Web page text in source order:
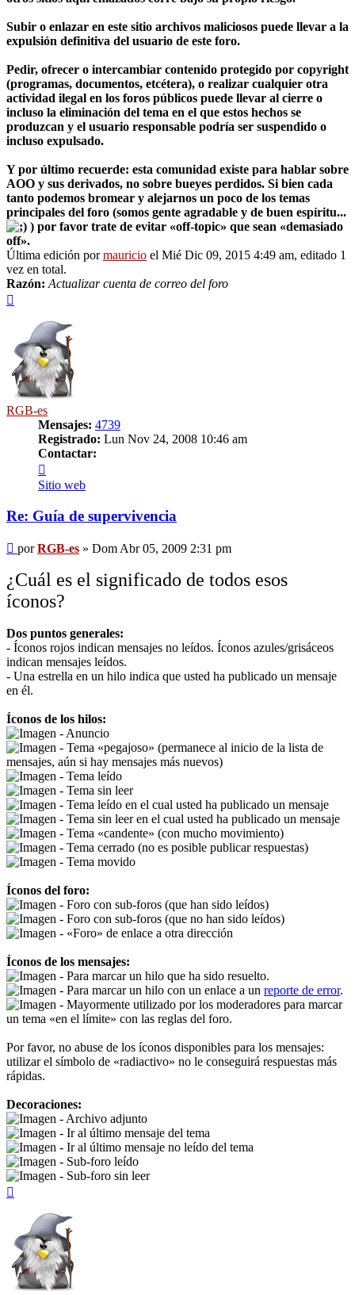
Subir o enlazar en este sitio archivos maliciosos puede llevar a la
expulsión definitiva del usuario de este foro.
Pedir, ofrecer o intercambiar contenido protegido por copyright
(programas, documentos, etcétera), o realizar cualquier otra
actividad ilegal en los foros públicos puede llevar al cierre o
incluso la eliminación del tema en el que estos hechos se
produzcan y el usuario responsable podría ser suspendido o
incluso expulsado.
Y por último recuerde: esta comunidad existe para hablar sobre
AOO y sus derivados, no sobre bueyes perdidos. Si bien cada
tanto podemos bromear y alejarnos un poco de los temas
principales del foro (somos gente agradable y de buen espíritu...
) por favor trate de evitar «off-topic» que sean «demasiado
off».
Última edición pormauricio el Mié Dic 09, 2015 4:49 am, editado 1
vez en total.
Razón: Actualizar cuenta de correo del foro
RGB-es
Mensajes: 4739
Registrado: Lun Nov 24, 2008 10:46 am
Contactar:
RGB-
es
Sitio web
Re: Guía de supervivencia
Mensaje
porRGB-es » Dom Abr 05, 2009 2:31 pm
¿Cuál es el significado de todos esos
íconos?
Dos puntos generales:
- Íconos rojos indican mensajes no leídos. Íconos azules/grisáceos
indican mensajes leídos.
- Una estrella en un hilo indica que usted ha publicado un mensaje
en él.
Íconos de los hilos:
- Anuncio
- Tema «pegajoso» (permanece al inicio de la lista de
mensajes, aún si hay mensajes más nuevos)
- Tema leído
- Tema sin leer
- Tema leído en el cual usted ha publicado un mensaje
- Tema sin leer en el cual usted ha publicado un mensaje
- Tema «candente» (con mucho movimiento)
- Tema cerrado (no es posible publicar respuestas)
- Tema movido
Íconos del foro:
- Foro con sub-foros (que han sido leídos)
- Foro con sub-foros (que no han sido leídos)
- «Foro» de enlace a otra dirección
Íconos de los mensajes:
- Para marcar un hilo que ha sido resuelto.
- Para marcar un hilo con un enlace a un reporte de error.
- Mayormente utilizado por los moderadores para marcar
un tema «en el límite» con las reglas del foro.
Por favor, no abuse de los íconos disponibles para los mensajes:
utilizar el símbolo de «radiactivo» no le conseguirá respuestas más
rápidas.
Decoraciones:
- Archivo adjunto
- Ir al último mensaje del tema
- Ir al último mensaje no leído del tema
- Sub-foro leído
- Sub-foro sin leer